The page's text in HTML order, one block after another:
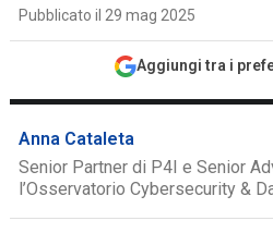
Pubblicato il 29 mag 2025
Aggiungi tra i
Anna Cataleta
Senior Partner di P4I e Senior
l’Osservatorio Cybersecurity &